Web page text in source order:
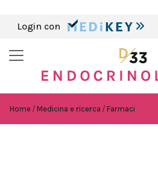
Login con
Home Medicina e ricerca Farmaci